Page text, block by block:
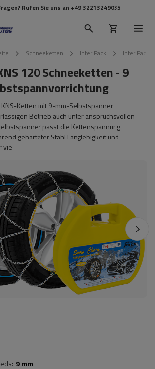
Rufen Sie uns an +49 32213249035
Schneeketten Inter Pack Inter Pack
120 Schneeketten - 9
Ketten mit 9-mm-Selbstspanner
Betrieb auch unter anspruchsvollen
passt die Kettenspannung
gehärteter Stahl Langlebigkeit und
vie
9 mm